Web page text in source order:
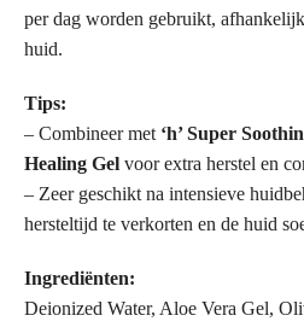
per dag worden gebruikt,
huid.
Tips:
– Combineer met ‘h’ Super
Healing Gel voor extra herstel en
– Zeer geschikt na intensieve
hersteltijd te verkorten en de huid
Ingrediënten:
Deionized Water, Aloe Vera Gel,